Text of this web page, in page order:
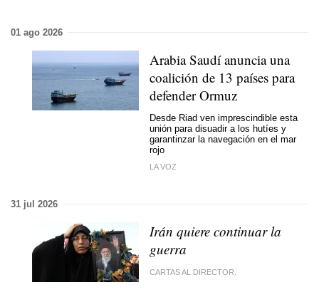
01 ago 2026
Arabia Saudí anuncia una
coalición de 13 países para
defender Ormuz
Desde Riad ven imprescindible esta
unión para disuadir a los hutíes y
garantinzar la navegación en el mar
rojo
LA VOZ
31 jul 2026
Irán quiere continuar la
guerra
CARTAS AL DIRECTOR.